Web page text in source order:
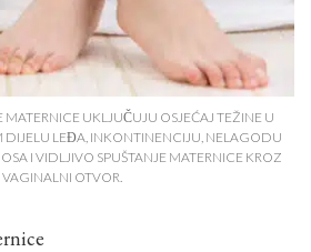
MATERNICE UKLJUČUJU OSJEĆAJ TEŽINE U
DIJELU LEĐA, INKONTINENCIJU, NELAGODU
I VIDLJIVO SPUŠTANJE MATERNICE KROZ
VAGINALNI OTVOR.